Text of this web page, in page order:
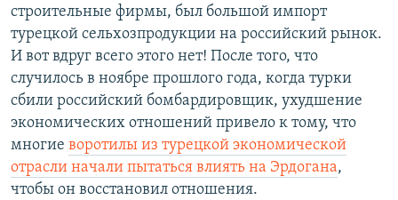
строительные фирмы, был большой импорт
турецкой сельхозпродукции на российский рынок.
И вот вдруг всего этого нет! После того, что
случилось в ноябре прошлого года, когда турки
сбили российский бомбардировщик, ухудшение
экономических отношений привело к тому, что
многие воротилы из турецкой экономической
отрасли начали пытаться влиять на Эрдогана,
чтобы он восстановил отношения.